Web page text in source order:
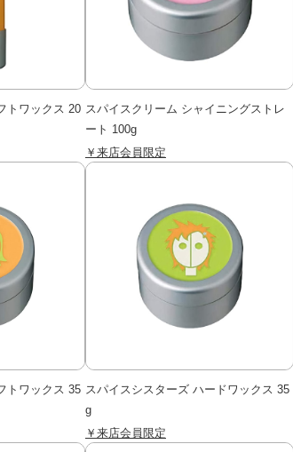
トワックス 20 スパイスクリーム シャイニングストレ
ート 100g
￥来店会員限定
トワックス 35 スパイスシスターズ ハードワックス 35
g
￥来店会員限定